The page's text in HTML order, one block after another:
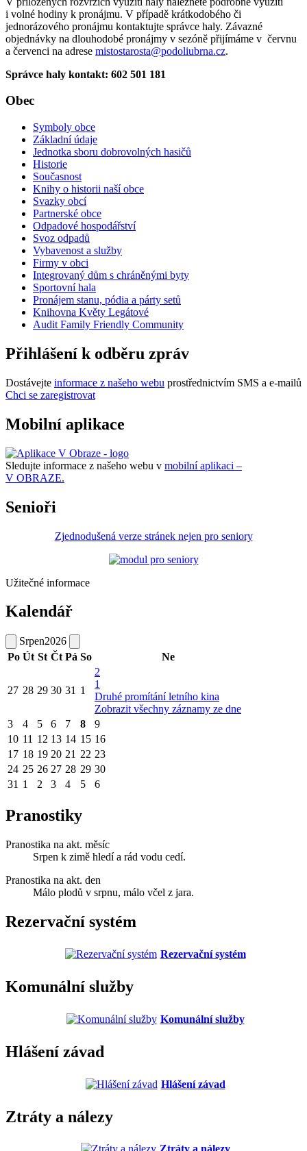
i volné hodiny k pronájmu. V případě krátkodobého či
jednorázového pronájmu kontaktujte správce haly. Závazné
objednávky na dlouhodobé pronájmy v sezóně přijímáme v červnu
a červenci na adrese mistostarosta@podoliubrna.cz.
Správce haly kontakt: 602 501 181
Obec
Symboly obce
Základní údaje
Jednotka sboru dobrovolných hasičů
Historie
Současnost
Knihy o historii naší obce
Svazky obcí
Partnerské obce
Odpadové hospodářství
Svoz odpadů
Vybavenost a služby
Firmy v obci
Integrovaný dům s chráněnými byty
Sportovní hala
Pronájem stanu, pódia a párty setů
Knihovna Květy Legátové
Audit Family Friendly Community
Přihlášení k odběru zpráv
Dostávejte informace z našeho webu prostřednictvím SMS a e-mailů
Chci se zaregistrovat
Mobilní aplikace
Sledujte informace z našeho webu v mobilní aplikaci –
V OBRAZE.
Senioři
Zjednodušená verze stránek nejen pro seniory
Užitečné informace
Kalendář
Srpen2026
Po Út St Čt Pá So Ne
27 28 29 30 31 1
2
1
Druhé promítání letního kina
Zobrazit všechny záznamy ze dne
3
4 5 6 7 8
9
10 11 12 13 14 15 16
17 18 19 20 21 22 23
24 25 26 27 28 29 30
31 1 2 3 4 5 6
Pranostiky
Pranostika na akt. měsíc
Srpen k zimě hledí a rád vodu cedí.
Pranostika na akt. den
Málo plodů v srpnu, málo včel z jara.
Rezervační systém
Rezervační systém
Komunální služby
Komunální služby
Hlášení závad
Hlášení závad
Ztráty a nálezy